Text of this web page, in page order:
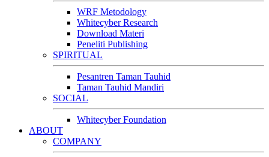
WRF Metodology
Whitecyber Research
Download Materi
Peneliti Publishing
SPIRITUAL
Pesantren Taman Tauhid
Taman Tauhid Mandiri
SOCIAL
Whitecyber Foundation
ABOUT
COMPANY